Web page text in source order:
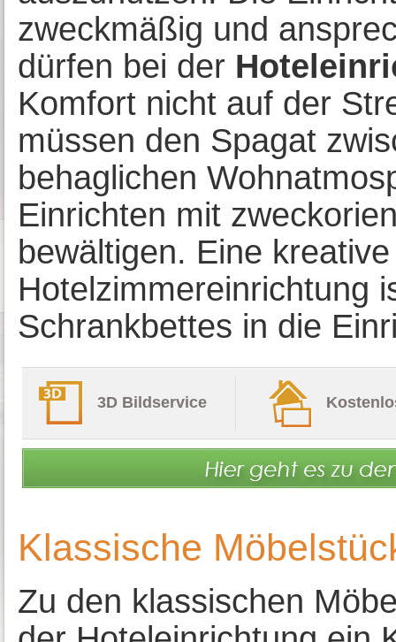
zweckmäßig und
dürfen bei der
Komfort nicht auf der
müssen den Spagat
behaglichen
Einrichten mit
bewältigen. Eine
Hotelzimmereinrichtung
Schrankbettes in die
3D Bildservice
Klassische
Zu den klassischen